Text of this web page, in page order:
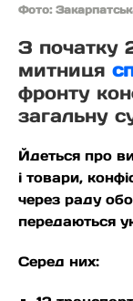
Фото:
З початку
митниця
фронту
загальну
Йдеться про
і товари,
через раду
передаються
Серед них: